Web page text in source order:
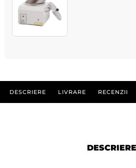
DESCRIERE LIVRARE RECENZII
DESCRIERE